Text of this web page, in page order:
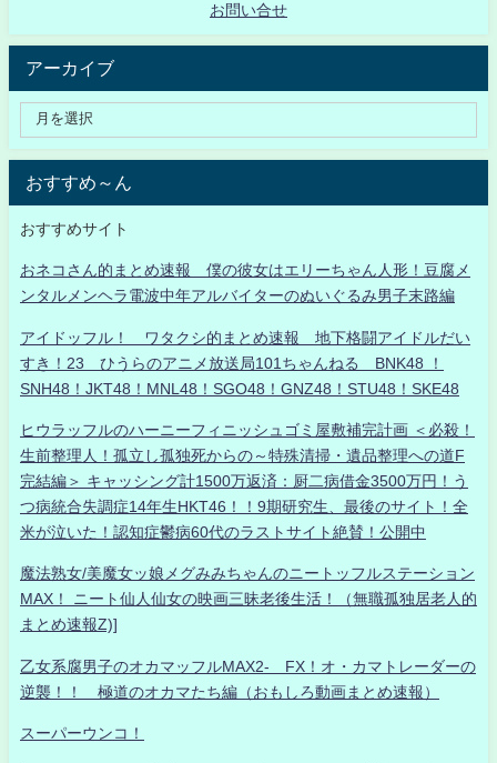
お問い合せ
アーカイブ
おすすめ～ん
おすすめサイト
おネコさん的まとめ速報 僕の彼女はエリーちゃん人形！豆腐メ
ンタルメンヘラ電波中年アルバイターのぬいぐるみ男子末路編
アイドッフル！ ワタクシ的まとめ速報 地下格闘アイドルだい
すき！23 ひうらのアニメ放送局101ちゃんねる BNK48 ！
SNH48！JKT48！MNL48！SGO48！GNZ48！STU48！SKE48
ヒウラッフルのハーニーフィニッシュゴミ屋敷補完計画 ＜必殺！
生前整理人！孤立し孤独死からの～特殊清掃・遺品整理への道F
完結編＞ キャッシング計1500万返済：厨二病借金3500万円！う
つ病統合失調症14年生HKT46！！9期研究生、最後のサイト！全
米が泣いた！認知症鬱病60代のラストサイト絶賛！公開中
魔法熟女/美魔女ッ娘メグみみちゃんのニートッフルステーション
MAX！ ニート仙人仙女の映画三昧老後生活！（無職孤独居老人的
まとめ速報Z)]
乙女系腐男子のオカマッフルMAX2- FX！オ・カマトレーダーの
逆襲！！ 極道のオカマたち編（おもしろ動画まとめ速報）
スーパーウンコ！